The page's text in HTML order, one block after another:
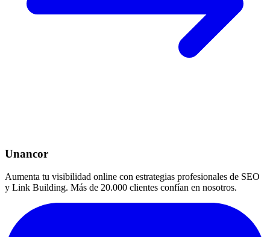
Unancor
Aumenta tu visibilidad online con estrategias profesionales de SEO
y Link Building. Más de 20.000 clientes confían en nosotros.